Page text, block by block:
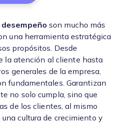
son mucho más
una herramienta estratégica
propósitos. Desde
la atención al cliente hasta
generales de la empresa,
fundamentales. Garantizan
no solo cumpla, sino que
de los clientes, al mismo
cultura de crecimiento y